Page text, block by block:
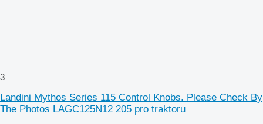
3
Landini Mythos Series 115 Control Knobs. Please Check By
The Photos LAGC125N12 205 pro traktoru